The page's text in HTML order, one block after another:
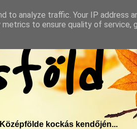
kockás kendőjén...
to analyze traffic. Your IP address
to ensure quality of service,